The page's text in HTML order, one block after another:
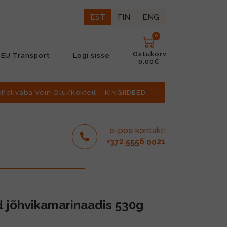
EST FIN ENG
EU Transport Logi sisse
0
Ostukorv
0.00€
Vein Õlu/Kokteil KINGIIDEED
e-poe kontakt:
+372 5556 0021
530g